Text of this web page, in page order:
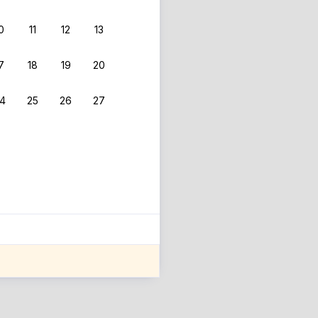
11 12 13
18 19 20
25 26 27